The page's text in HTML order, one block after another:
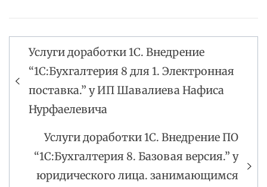
Навигация
по
записям
Услуги доработки 1С. Внедрение
“1С:Бухгалтерия 8 для 1. Электронная
поставка.” у ИП Шавалиева Нафиса
Нурфаелевича
Услуги доработки 1С. Внедрение ПО
“1С:Бухгалтерия 8. Базовая версия.” у
юридического лица. занимающимся